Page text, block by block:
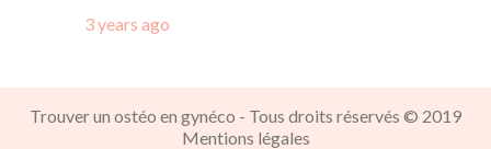
Posted
3 years ago
Trouver un ostéo en gynéco - Tous droits réservés © 2019
Mentions légales